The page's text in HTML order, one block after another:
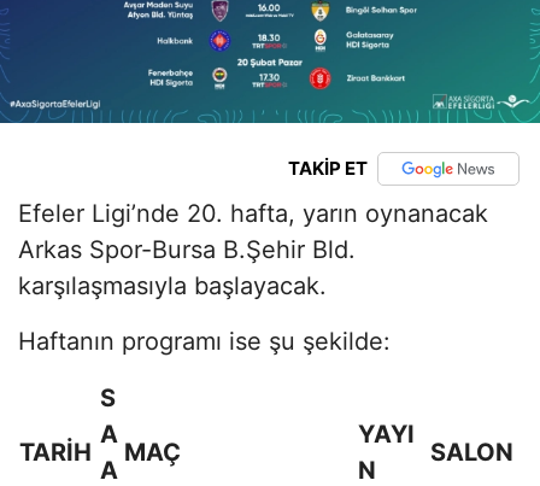
TAKİP ET
Efeler Ligi’nde 20. hafta, yarın oynanacak
Arkas Spor-Bursa B.Şehir Bld.
karşılaşmasıyla başlayacak.
Haftanın programı ise şu şekilde:
TARİH
S
A
A
MAÇ
YAYI
N
SALON